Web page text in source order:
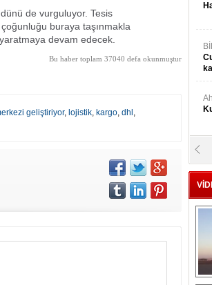
de vurguluyor. Tesis
buraya taşınmakla
devam edecek.
Bu haber toplam 37040 defa okunmuştur
geliştiriyor, lojistik, kargo, dhl ,